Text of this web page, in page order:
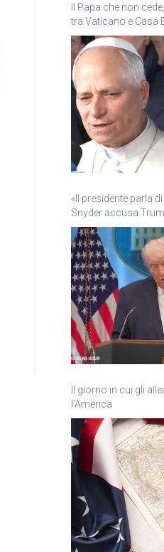
Il Papa che non
tra Vaticano e Casa
«Il presidente parla
Snyder accusa
Il giorno in cui gli
l’America